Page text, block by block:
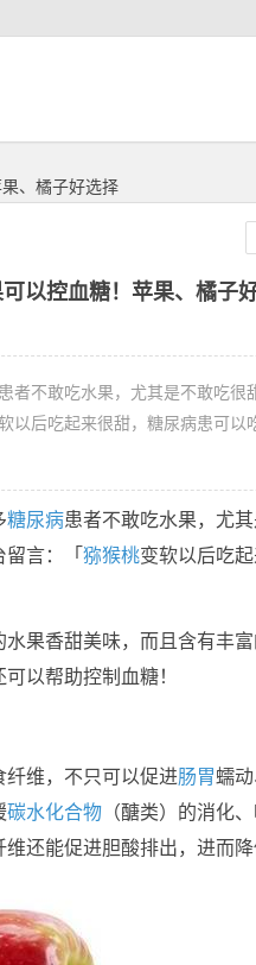
、橘子好选择
以控血糖！苹果、橘子
者不敢吃水果，尤其是不敢吃
以后吃起来很甜，糖尿病患可以
糖尿病患者不敢吃水果，尤
留言：「 猕猴桃变软以后吃
果香甜美味，而且含有丰富
可以帮助控制血糖！
纤维，不只可以促进肠胃蠕
碳水化合物 （醣类）的消化
还能促进胆酸排出，进而